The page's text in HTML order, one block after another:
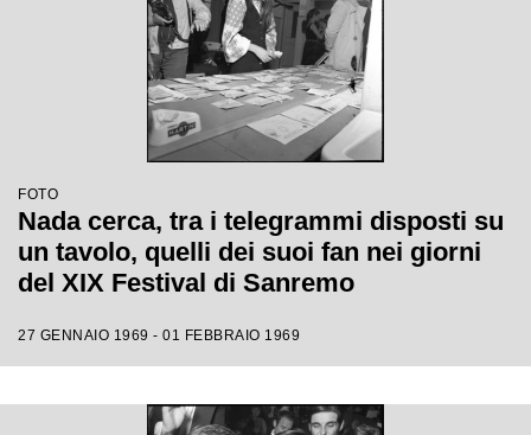
FOTO
Nada cerca, tra i telegrammi disposti su
un tavolo, quelli dei suoi fan nei giorni
del XIX Festival di Sanremo
27 GENNAIO 1969 - 01 FEBBRAIO 1969